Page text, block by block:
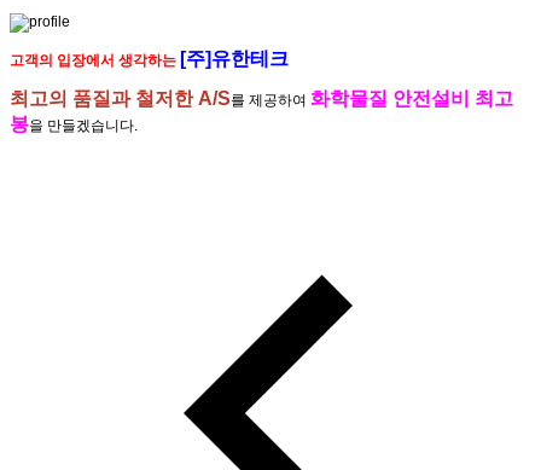
고객의 입장에서 생각하는 [주]유한테크
최고의 품질과 철저한 A/S를 제공하여 화학물질 안전설비 최고
봉을 만들겠습니다.